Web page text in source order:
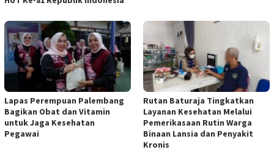
Lapas Perempuan Palembang
Bagikan Obat dan Vitamin
untuk Jaga Kesehatan
Pegawai
Rutan Baturaja Tingkatkan
Layanan Kesehatan Melalui
Pemerikasaan Rutin Warga
Binaan Lansia dan Penyakit
Kronis